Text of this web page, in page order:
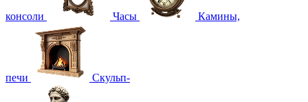
консоли Часы Камины,
печи Скульп-